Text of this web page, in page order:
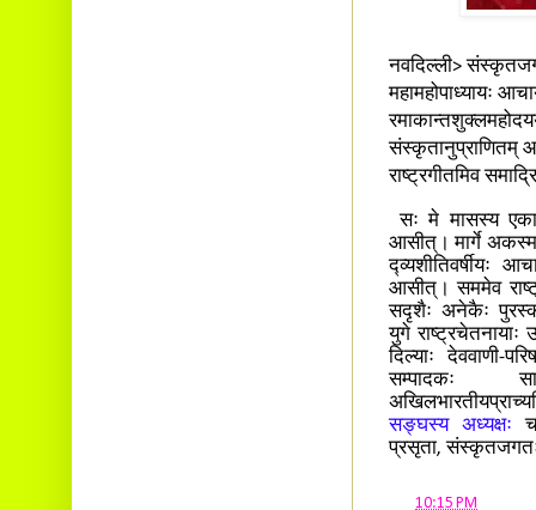
नवदिल्ली>
महामहोपाध्यायः
संस्कृतानुप्राणितम्
राष्ट्रगीतमिव
सः मे मासस्य
आसीत्। मार्गे
द्व्यशीतिवर्षीयः
आसीत्। सममेव
सदृशैः अनेकैः
युगे राष्ट्रचेतनायाः
दिल्याः देववाणी-
सम्पादकः
सङ्घस्य अध्यक्षः
प्रसृता, संस्कृतजगतः
10:15 PM